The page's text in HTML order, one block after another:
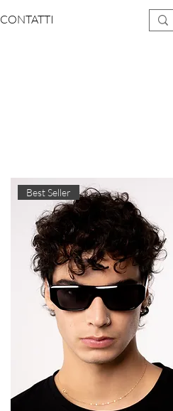
CONTATTI
Best Seller